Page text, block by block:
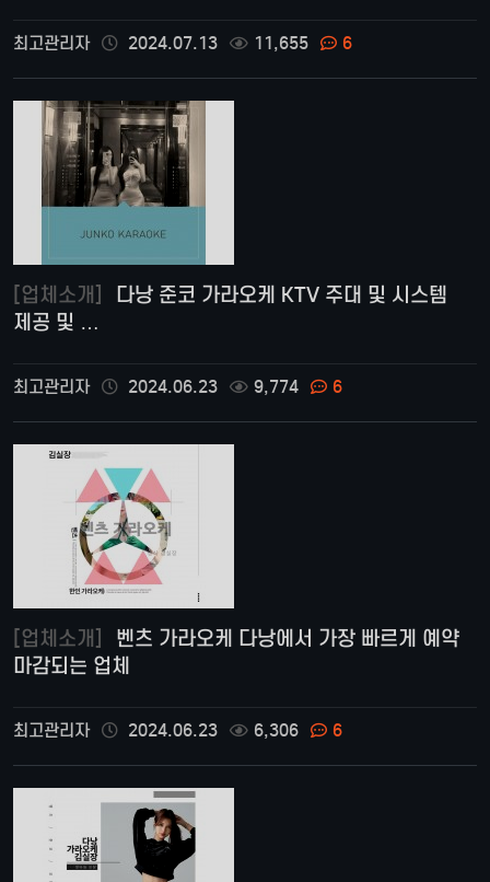
최고관리자 2024.07.13 11,655 6
[업체소개]
제공 및 …
최고관리자 2024.06.23 9,774 6
[업체소개]
마감되는 업체
최고관리자 2024.06.23 6,306 6